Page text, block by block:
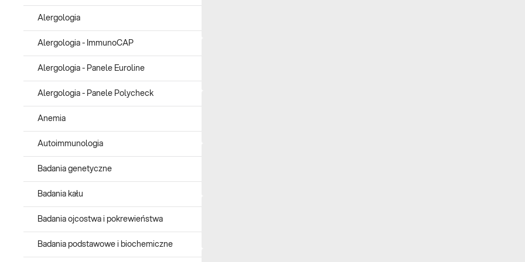
dziecka, co skutkuje rozwojem infekcji HIV oraz z czasem pojawieniem się objawów AIDS, czyli nabytego zespołu niedoboru odporności.
Zaleca się także okresową kontrolę poziomu TSH, czyli hormonu tyreotropowego, ze względu na poważne konsekwencje chorób
Alergologia
Alergologia - ImmunoCAP
Alergologia - Panele Euroline
Alergologia - Panele Polycheck
Anemia
Autoimmunologia
Badania genetyczne
Badania kału
Badania ojcostwa i pokrewieństwa
Badania podstawowe i biochemiczne